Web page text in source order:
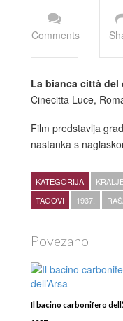
Comments
La bianca città
Cinecitta Luce,
Film predstavlja
nastanka s
KATEGORIJA
TAGOVI
1937.
Povezano
Il bacino carbonifero